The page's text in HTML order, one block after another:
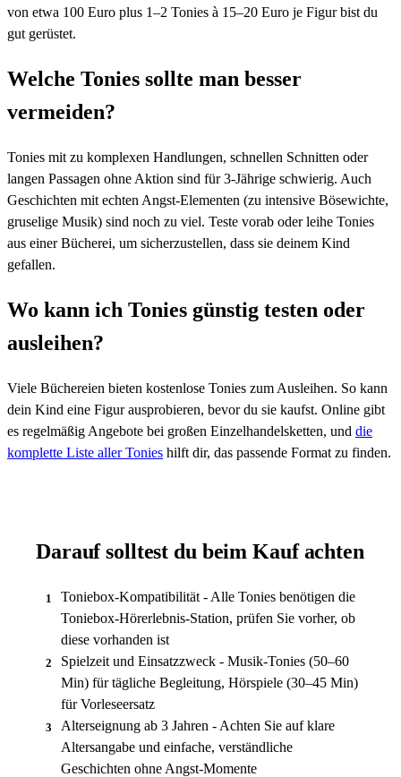
von etwa 100 Euro plus 1–2 Tonies à 15–20 Euro je Figur bist du
gut gerüstet.
Welche Tonies sollte man besser
vermeiden?
Tonies mit zu komplexen Handlungen, schnellen Schnitten oder
langen Passagen ohne Aktion sind für 3-Jährige schwierig. Auch
Geschichten mit echten Angst-Elementen (zu intensive Bösewichte,
gruselige Musik) sind noch zu viel. Teste vorab oder leihe Tonies
aus einer Bücherei, um sicherzustellen, dass sie deinem Kind
gefallen.
Wo kann ich Tonies günstig testen oder
ausleihen?
Viele Büchereien bieten kostenlose Tonies zum Ausleihen. So kann
dein Kind eine Figur ausprobieren, bevor du sie kaufst. Online gibt
es regelmäßig Angebote bei großen Einzelhandelsketten, und die
komplette Liste aller Tonies hilft dir, das passende Format zu finden.
Darauf solltest du beim Kauf achten
1
Toniebox-Kompatibilität - Alle Tonies benötigen die
Toniebox-Hörerlebnis-Station, prüfen Sie vorher, ob
diese vorhanden ist
2
Spielzeit und Einsatzzweck - Musik-Tonies (50–60
Min) für tägliche Begleitung, Hörspiele (30–45 Min)
für Vorleseersatz
3
Alterseignung ab 3 Jahren - Achten Sie auf klare
Altersangabe und einfache, verständliche
Geschichten ohne Angst-Momente